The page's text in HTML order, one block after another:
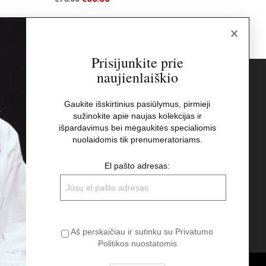
El pašto adresas:
Aš perskaičiau ir sutinku su Privatumo
Politikos nuostatomis
×
Prisijunkite prie
naujienlaiškio
Gaukite išskirtinius pasiūlymus, pirmieji
sužinokite apie naujas kolekcijas ir
išpardavimus bei mėgaukitės specialiomis
nuolaidomis tik prenumeratoriams.
El pašto adresas:
Aš perskaičiau ir sutinku su Privatumo
Politikos nuostatomis